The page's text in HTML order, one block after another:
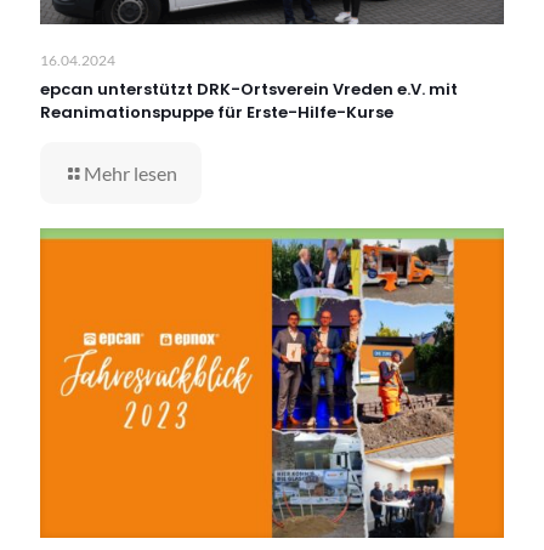
16.04.2024
epcan unterstützt DRK-Ortsverein Vreden e.V. mit
Reanimationspuppe für Erste-Hilfe-Kurse
Mehr lesen